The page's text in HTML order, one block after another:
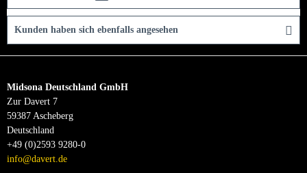
Kunden haben sich ebenfalls angesehen
Midsona Deutschland GmbH
Zur Davert 7
59387 Ascheberg
Deutschland
+49 (0)2593 9280-0
info@davert.de